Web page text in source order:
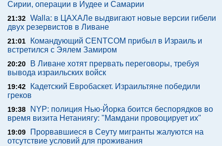
Сирии, операции в Иудее и Самарии
21:32 Walla: в ЦАХАЛе выдвигают новые версии гибели
двух резервистов в Ливане
21:01
Командующий CENTCOM прибыл в Израиль и
встретился с Эялем Замиром
20:20
В Ливане хотят прервать переговоры, требуя
вывода израильских войск
19:42
Кадетский Евробаскет. Израильтяне победили
греков
19:38
NYP: полиция Нью-Йорка боится беспорядков во
время визита Нетаниягу: "Мамдани провоцирует их"
19:09
Прорвавшиеся в Сеуту мигранты жалуются на
отсутствие условий для проживания